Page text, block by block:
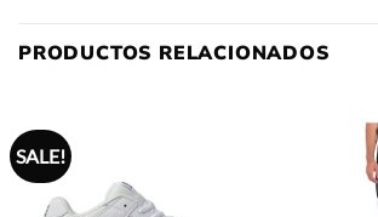
PRODUCTOS RELACIONADOS
SALE!